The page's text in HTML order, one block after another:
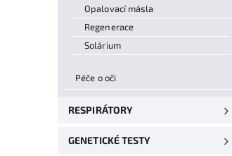
Opalovací másla
Regenerace
Solárium
Péče o oči
RESPIRÁTORY
GENETICKÉ TESTY